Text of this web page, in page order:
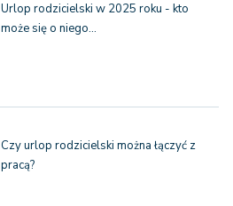
Urlop rodzicielski w 2025 roku - kto
może się o niego…
Czy urlop rodzicielski można łączyć z
pracą?